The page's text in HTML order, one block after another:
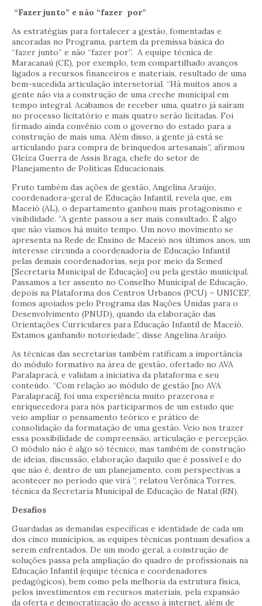
“Fazer junto” e não “fazer por”
As estratégias para fortalecer a gestão, fomentadas e
ancoradas no Programa, partem da premissa básica do
“fazer junto” e não “fazer por”. A equipe técnica de
Maracanaú (CE), por exemplo, tem compartilhado avanços
ligados a recursos financeiros e materiais, resultado de uma
bem-sucedida articulação intersetorial. “Há muitos anos a
gente não via a construção de uma creche municipal em
tempo integral. Acabamos de receber uma, quatro já saíram
no processo licitatório e mais quatro serão licitadas. Foi
firmado ainda convênio com o governo do estado para a
construção de mais uma. Além disso, a gente já está se
articulando para compra de brinquedos artesanais”, afirmou
Gleíza Guerra de Assis Braga, chefe do setor de
Planejamento de Políticas Educacionais.
Fruto também das ações de gestão, Angelina Araújo,
coordenadora-geral de Educação Infantil, revela que, em
Maceió (AL), o departamento ganhou mais protagonismo e
visibilidade. “A gente passou a ser mais consultado. É algo
que não víamos há muito tempo. Um novo movimento se
apresenta na Rede de Ensino de Maceió nos últimos anos, um
interesse circunda a coordenadoria de Educação Infantil
pelas demais coordenadorias, seja por meio da Semed
[Secretaria Municipal de Educação] ou pela gestão municipal.
Passamos a ter assento no Conselho Municipal de Educação,
depois na Plataforma dos Centros Urbanos (PCU) – UNICEF,
fomos apoiados pelo Programa das Nações Unidas para o
Desenvolvimento (PNUD), quando da elaboração das
Orientações Curriculares para Educação Infantil de Maceió.
Estamos ganhando notoriedade”, disse Angelina Araújo.
As técnicas das secretarias também ratificam a importância
do módulo formativo na área de gestão, ofertado no AVA
Paralapracá, e validam a iniciativa da plataforma e seu
conteúdo. “Com relação ao módulo de gestão [no AVA
Paralapracá], foi uma experiência muito prazerosa e
enriquecedora para nós participarmos de um estudo que
veio ampliar o pensamento teórico e prático de
consolidação da formatação de uma gestão. Veio nos trazer
essa possibilidade de compreensão, articulação e percepção.
O módulo não é algo só técnico, mas também de construção
de ideias, discussão, elaboração daquilo que é possível e do
que não é, dentro de um planejamento, com perspectivas a
acontecer no período que virá “, relatou Verônica Torres,
técnica da Secretaria Municipal de Educação de Natal (RN).
Desafios
Guardadas as demandas específicas e identidade de cada um
dos cinco municípios, as equipes técnicas pontuam desafios a
serem enfrentados. De um modo geral, a construção de
soluções passa pela ampliação do quadro de profissionais na
Educação Infantil (equipe técnica e coordenadores
pedagógicos), bem como pela melhoria da estrutura física,
pelos investimentos em recursos materiais, pela expansão
da oferta e democratização do acesso à internet, além de